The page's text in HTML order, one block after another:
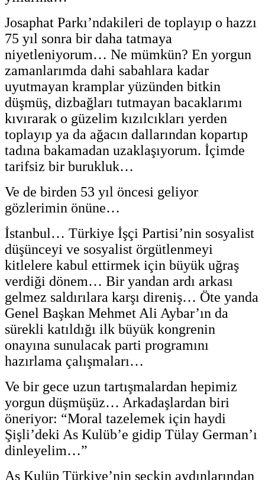
Josaphat Parkı’ndakileri de toplayıp o hazzı
75 yıl sonra bir daha tatmaya
niyetleniyorum… Ne mümkün? En yorgun
zamanlarımda dahi sabahlara kadar
uyutmayan kramplar yüzünden bitkin
düşmüş, dizbağları tutmayan bacaklarımı
kıvırarak o güzelim kızılcıkları yerden
toplayıp ya da ağacın dallarından kopartıp
tadına bakamadan uzaklaşıyorum. İçimde
tarifsiz bir burukluk…
Ve de birden 53 yıl öncesi geliyor
gözlerimin önüne…
İstanbul… Türkiye İşçi Partisi’nin sosyalist
düşünceyi ve sosyalist örgütlenmeyi
kitlelere kabul ettirmek için büyük uğraş
verdiği dönem… Bir yandan ardı arkası
gelmez saldırılara karşı direniş… Öte yanda
Genel Başkan Mehmet Ali Aybar’ın da
sürekli katıldığı ilk büyük kongrenin
onayına sunulacak parti programını
hazırlama çalışmaları…
Ve bir gece uzun tartışmalardan hepimiz
yorgun düşmüşüz… Arkadaşlardan biri
öneriyor: “Moral tazelemek için haydi
Şişli’deki As Kulüb’e gidip Tülay German’ı
dinleyelim…”
As Kulüp Türkiye’nin seçkin aydınlarından